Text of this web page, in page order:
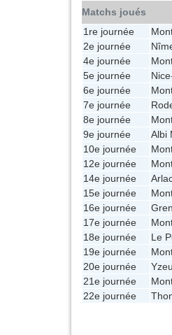
Matchs joués
1re journée
2e journée
4e journée
5e journée
Nice
6e journée
7e journée
8e journée
9e journée
Albi
10e journée
12e journée
14e journée
15e journée
16e journée
17e journée
18e journée
Le
19e journée
20e journée
21e journée
22e journée